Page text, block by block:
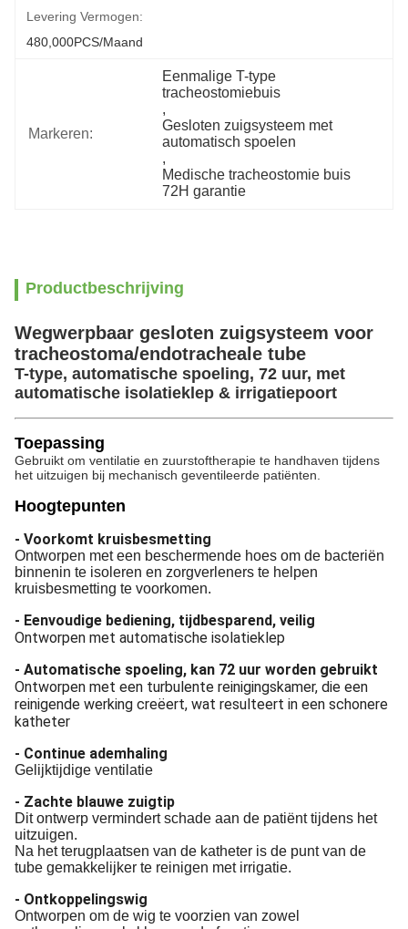
Levering Vermogen:
480,000PCS/maand
Markeren:
Eenmalige T-type
tracheostomiebuis
,
Gesloten zuigsysteem met
automatisch spoelen
,
Medische tracheostomie buis
72H garantie
Productbeschrijving
Wegwerpbaar gesloten zuigsysteem voor
tracheostoma/endotracheale tube
T-type, automatische spoeling, 72 uur, met
automatische isolatieklep & irrigatiepoort
Toepassing
Gebruikt om ventilatie en zuurstoftherapie te handhaven tijdens
het uitzuigen bij mechanisch geventileerde patiënten.
Hoogtepunten
- Voorkomt kruisbesmetting
Ontworpen met een beschermende hoes om de bacteriën
binnenin te isoleren en zorgverleners te helpen
kruisbesmetting te voorkomen.
- Eenvoudige bediening, tijdbesparend, veilig
Ontworpen met automatische isolatieklep
- Automatische spoeling, kan 72 uur worden gebruikt
Ontworpen met een turbulente reinigingskamer, die een
reinigende werking creëert, wat resulteert in een schonere
katheter
- Continue ademhaling
Gelijktijdige ventilatie
- Zachte blauwe zuigtip
Dit ontwerp vermindert schade aan de patiënt tijdens het
uitzuigen.
Na het terugplaatsen van de katheter is de punt van de
tube gemakkelijker te reinigen met irrigatie.
- Ontkoppelingswig
Ontworpen om de wig te voorzien van zowel